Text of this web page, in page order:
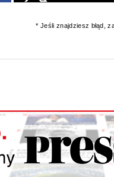
* Jeśli znajdziesz błąd,